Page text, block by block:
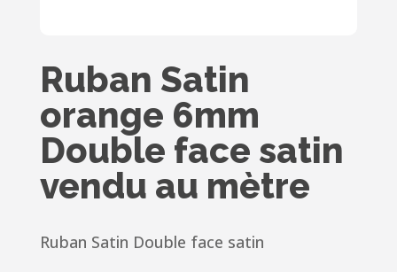
Ruban Satin
orange 6mm
Double face satin
vendu au mètre
Ruban Satin Double face satin